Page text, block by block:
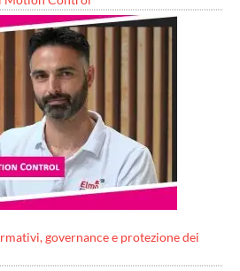
governance e protezione dei